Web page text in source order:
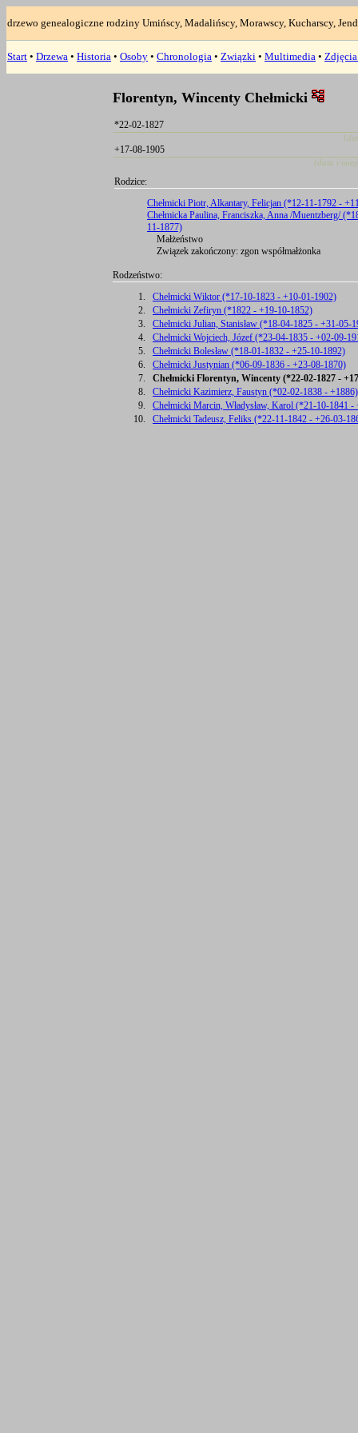
drzewo genealogiczne rodziny Umińscy, Madalińscy, Morawscy, Kucharscy,
Start • Drzewa • Historia • Osoby • Chronologia • Związki • Multimedia •
Florentyn, Wincenty Chełmicki
*22-02-1827
+17-08-1905
(data i
Rodzice:
Chełmicki Piotr, Alkantary, Felicjan (*12-11-1792 -
Chełmicka Paulina, Franciszka, Anna /Muentzberg/
11-1877)
Małżeństwo
Związek zakończony: zgon współmałżonka
Rodzeństwo:
1.
Chełmicki Wiktor (*17-10-1823 - +10-01-1902)
2.
Chełmicki Zefiryn (*1822 - +19-10-1852)
3.
Chełmicki Julian, Stanisław (*18-04-1825 - +31-05-
4.
Chełmicki Wojciech, Józef (*23-04-1835 - +02-09-
5.
Chełmicki Bolesław (*18-01-1832 - +25-10-1892)
6.
Chełmicki Justynian (*06-09-1836 - +23-08-1870)
7.
Chełmicki Florentyn, Wincenty (*22-02-1827 -
8.
Chełmicki Kazimierz, Faustyn (*02-02-1838 - +1886)
9.
Chełmicki Marcin, Władysław, Karol (*21-10-1841
10.
Chełmicki Tadeusz, Feliks (*22-11-1842 - +26-03-